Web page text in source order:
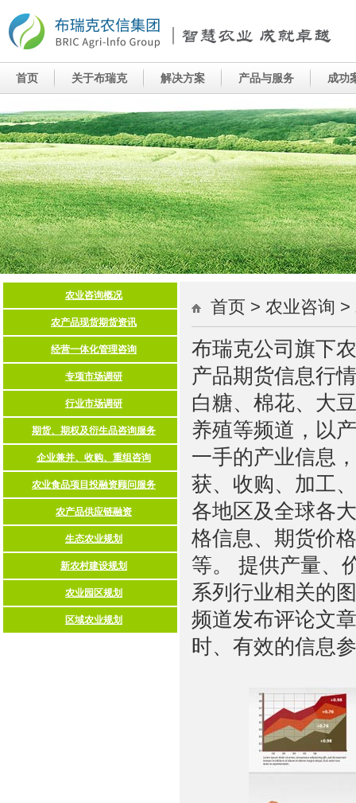
首页 > 农业咨询
布瑞克公司旗下
产品期货信息行
白糖、棉花、大
养殖等频道，以
一手的产业信息
获、收购、加工
各地区及全球各
格信息、期货价
等。 提供产量、
系列行业相关的
频道发布评论文
时、有效的信息